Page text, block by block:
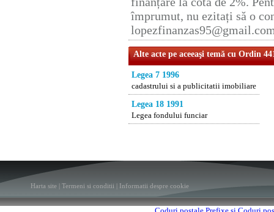
împrumut, nu ezitați să o
Alte acte pe aceeaşi temă cu Ordin
Legea 7 1996
cadastrului si a publicitatii imobiliare
Legea 18 1991
Legea fondului funciar
Harta site Termeni si conditii Informatii despre cookie